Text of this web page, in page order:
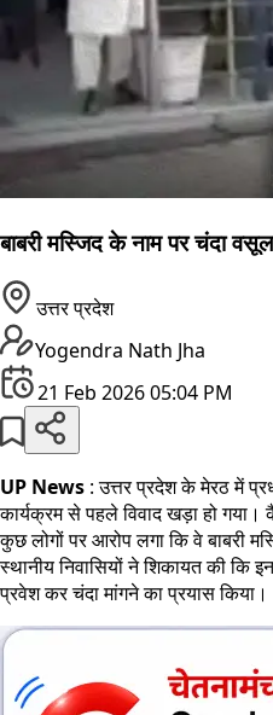
बाबरी मस्जिद के नाम पर चंदा
उत्तर प्रदेश
Yogendra Nath Jha
21 Feb 2026 05:04 PM
UP News : उत्तर प्रदेश के मेरठ में
कार्यक्रम से पहले विवाद खड़ा हो
कुछ लोगों पर आरोप लगा कि वे बाबरी
स्थानीय निवासियों ने शिकायत की कि
प्रवेश कर चंदा मांगने का प्रयास किया।